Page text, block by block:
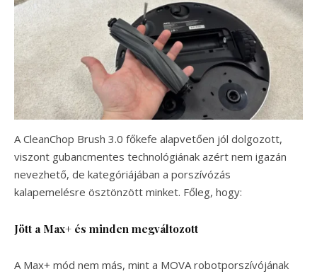
A CleanChop Brush 3.0 főkefe alapvetően jól dolgozott,
viszont gubancmentes technológiának azért nem igazán
nevezhető, de kategóriájában a porszívózás
kalapemelésre ösztönzött minket. Főleg, hogy:
Jött a Max+ és minden megváltozott
A Max+ mód nem más, mint a MOVA robotporszívójának